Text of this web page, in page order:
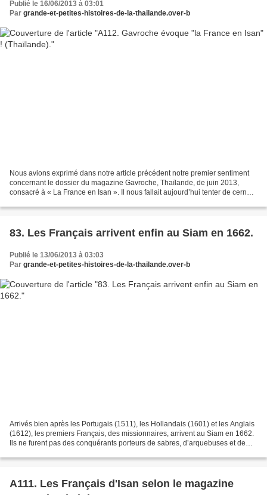
Publié le 16/06/2013 à 03:01
Par grande-et-petites-histoires-de-la-thailande.over-b
Nous avions exprimé dans notre article précédent notre premier sentiment
concernant le dossier du magazine Gavroche, Thaïlande, de juin 2013,
consacré à « La France en Isan ». Il nous fallait aujourd’hui tenter de cerner,
83. Les Français arrivent enfin au Siam en 1662.
Publié le 13/06/2013 à 03:03
Par grande-et-petites-histoires-de-la-thailande.over-b
Arrivés bien après les Portugais (1511), les Hollandais (1601) et les Anglais
(1612), les premiers Français, des missionnaires, arrivent au Siam en 1662.
Ils ne furent pas des conquérants porteurs de sabres, d’arquebuses et de
A111. Les Français d'Isan selon le magazine